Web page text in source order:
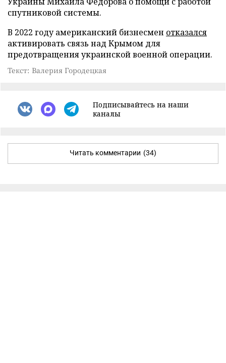
спутниковой системы.
В 2022 году американский бизнесмен отказался
активировать связь над Крымом для
предотвращения украинской военной операции.
Текст: Валерия Городецкая
Подписывайтесь на наши
каналы
Читать комментарии (34)